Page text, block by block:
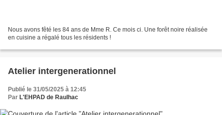
Nous avons fêté les 84 ans de Mme R. Ce mois ci. Une forêt noire réalisée
en cuisine a régalé tous les résidents !
Atelier intergenerationnel
Publié le 31/05/2025 à 12:45
Par L'EHPAD de Raulhac